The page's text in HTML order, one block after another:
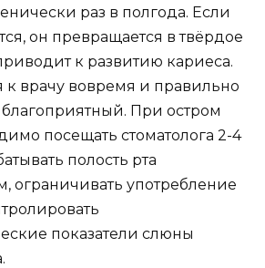
раз в полгода. Если
он превращается в твёрдое
к развитию кариеса.
к врачу вовремя и правильно
благоприятный. При остром
посещать стоматолога 2-4
полость рта
ограничивать употребление
показатели слюны